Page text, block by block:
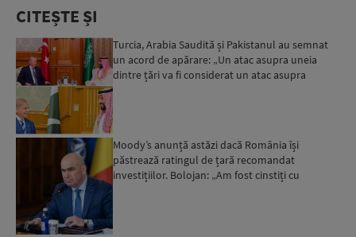
CITEȘTE ȘI
Turcia, Arabia Saudită și Pakistanul au semnat
un acord de apărare: „Un atac asupra uneia
dintre țări va fi considerat un atac asupra
Moody’s anunță astăzi dacă România își
păstrează ratingul de țară recomandat
investițiilor. Bolojan: „Am fost cinstiți cu